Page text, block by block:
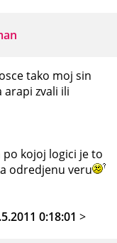
tako moj sin
arapi zvali ili
kojoj logici je to
odredjenu veru
0:18:01>